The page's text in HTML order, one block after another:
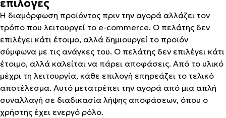
επιλογές
Η διαμόρφωση προϊόντος πριν την αγορά αλλάζει τον
τρόπο που λειτουργεί το e-commerce. Ο πελάτης δεν
επιλέγει κάτι έτοιμο, αλλά δημιουργεί το προϊόν
σύμφωνα με τις ανάγκες του. Ο πελάτης δεν επιλέγει κάτι
έτοιμο, αλλά καλείται να πάρει αποφάσεις. Από το υλικό
μέχρι τη λειτουργία, κάθε επιλογή επηρεάζει το τελικό
αποτέλεσμα. Αυτό μετατρέπει την αγορά από μια απλή
συναλλαγή σε διαδικασία λήψης αποφάσεων, όπου ο
χρήστης έχει ενεργό ρόλο.